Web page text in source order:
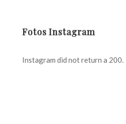
Fotos Instagram
Instagram did not return a 200.